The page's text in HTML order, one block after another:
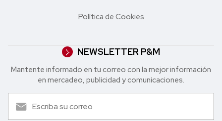
Política de Cookies
NEWSLETTER P&M
Mantente informado en tu correo con la mejor in formación
en mercadeo, publicidad y comunicaciones.